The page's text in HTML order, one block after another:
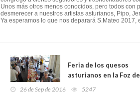
Unos más otros menos conocidos, pero todos
desmerecer a nuestros artistas asturianos, Pipo,
Ya esperamos lo que nos deparará S.Mateo
Feria de los quesos
asturianos en la Foz de
26 de Sep de 2016 5247